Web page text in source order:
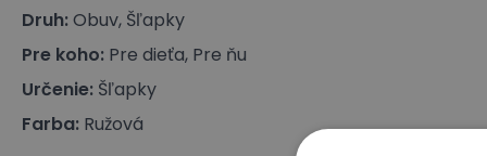
Druh:Obuv, Šľapky
Pre koho: Pre dieťa, Pre ňu
Určenie: Šľapky
Farba: Ružová